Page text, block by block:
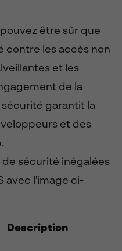
être sûr que
contre les accès non
et les
de la
garantit la
et des
de sécurité inégalées
avec l'image ci-
Description